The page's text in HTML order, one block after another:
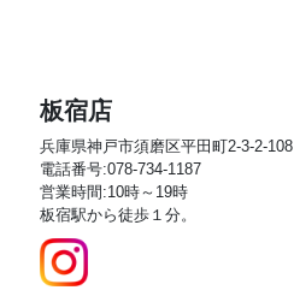
板宿店
兵庫県神戸市須磨区平田町2-3-2-108
電話番号:078-734-1187
営業時間:10時～19時
板宿駅から徒歩１分。